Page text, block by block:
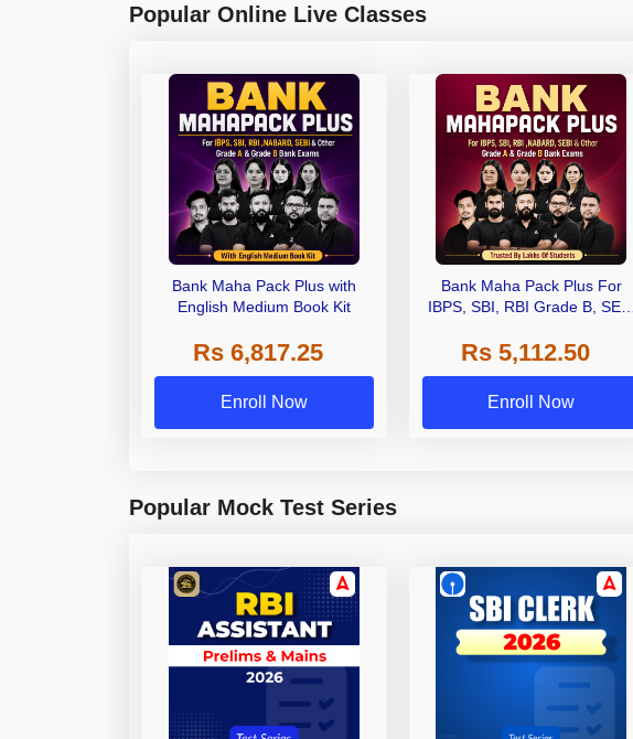
Popular Online Live Classes
Bank Maha Pack Plus with
English Medium Book Kit
Rs 6,817.25
Enroll Now
Bank Maha Pack Plus For
IBPS, SBI, RBI Grade B, SEBI
Other Grade A & Grade B Bank
Exams
Rs 5,112.50
Enroll Now
Popular Mock Test Series